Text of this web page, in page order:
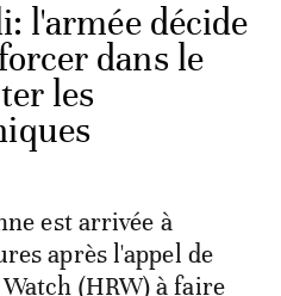
l'armée décide
dans le
les
est arrivée à
après l'appel de
(HRW) à faire